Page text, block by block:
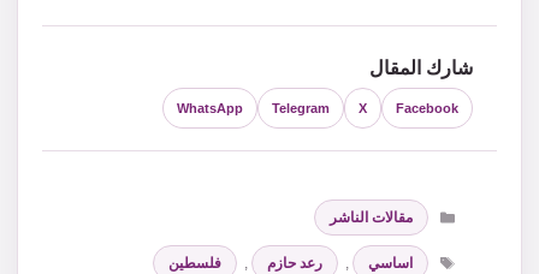
شارك المقال
Facebook
X
Telegram
WhatsApp
التصنيفات
مقالات الناشر
الوسوم
اساسي , رعد حازم , فلسطين